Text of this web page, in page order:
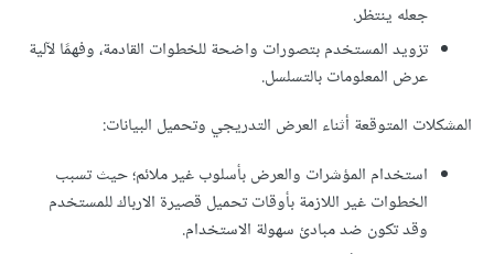
جعله ينتظر.
تزويد المستخدم بتصورات واضحة للخطوات القادمة، وفهمًا لآلية
عرض المعلومات بالتسلسل.
المشكلات المتوقعة أثناء العرض التدريجي وتحميل البيانات:
استخدام المؤشرات والعرض بأسلوب غير ملائم؛ حيث تسبب
الخطوات غير اللازمة بأوقات تحميل قصيرة الارباك للمستخدم
وقد تكون ضد مبادئ سهولة الاستخدام.